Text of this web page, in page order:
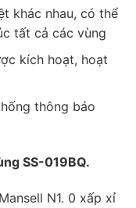
khác nhau, có thể
tất cả các vùng
kích hoạt, hoạt
thông báo
SS-019BQ.
N1. 0 xấp xỉ